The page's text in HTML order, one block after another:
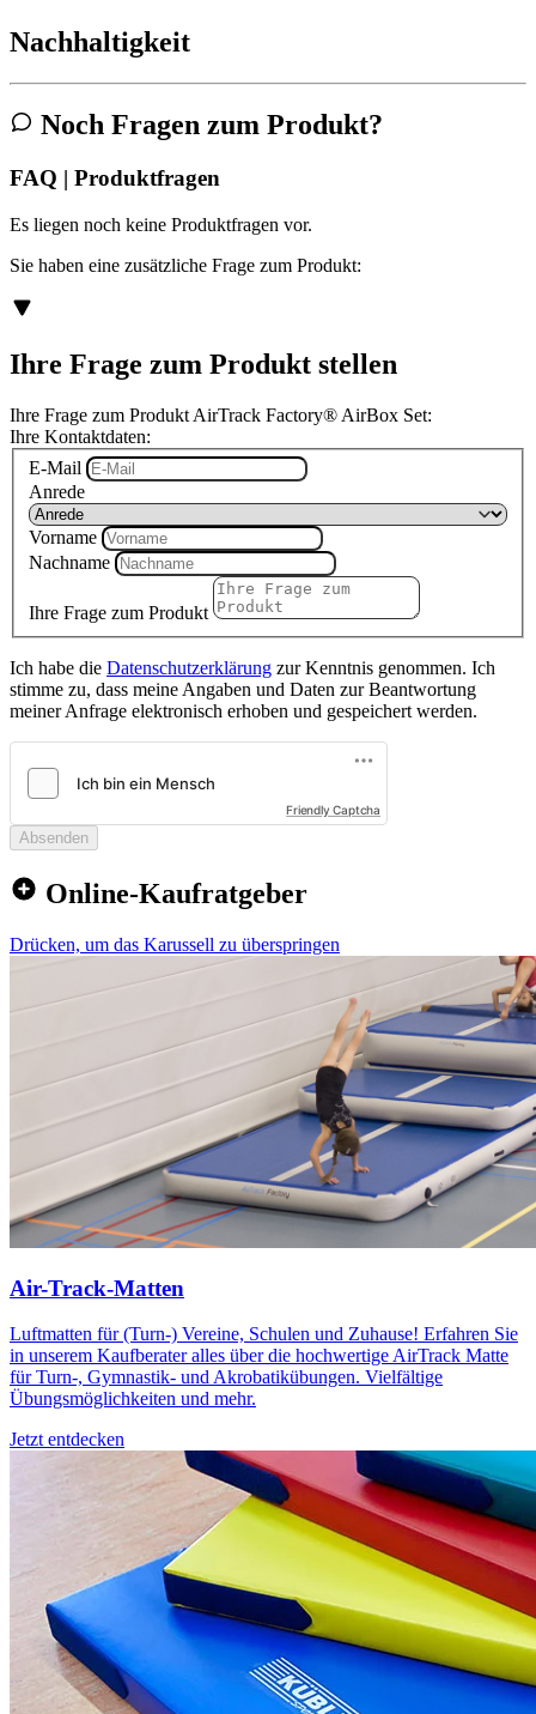
Nachhaltigkeit
Noch Fragen zum Produkt?
FAQ | Produktfragen
Es liegen noch keine Produktfragen vor.
Sie haben eine zusätzliche Frage zum Produkt:
Ihre Frage zum Produkt stellen
Ihre Frage zum Produkt AirTrack Factory® AirBox Set:
Ihre Kontaktdaten:
E-Mail
Anrede
Vorname
Nachname
Ihre Frage zum Produkt
Ich habe die Datenschutzerklärung zur Kenntnis genommen. Ich
stimme zu, dass meine Angaben und Daten zur Beantwortung
meiner Anfrage elektronisch erhoben und gespeichert werden.
Friendly Captcha
Absenden
Online-Kaufratgeber
Drücken, um das Karussell zu überspringen
Air-Track-Matten
Luftmatten für (Turn-) Vereine, Schulen und Zuhause! Erfahren Sie
in unserem Kaufberater alles über die hochwertige AirTrack Matte
für Turn-, Gymnastik- und Akrobatikübungen. Vielfältige
Übungsmöglichkeiten und mehr.
Jetzt entdecken